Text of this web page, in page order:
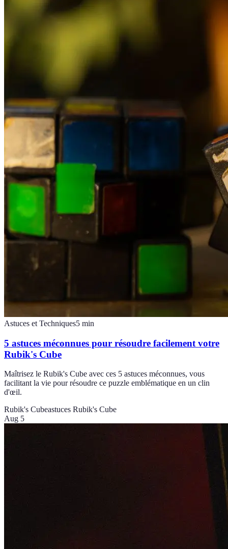
Astuces et Techniques5 min
5 astuces méconnues pour résoudre facilement votre
Rubik's Cube
Maîtrisez le Rubik's Cube avec ces 5 astuces méconnues, vous
facilitant la vie pour résoudre ce puzzle emblématique en un clin
d'œil.
Rubik's Cubeastuces Rubik's Cube
Aug 5